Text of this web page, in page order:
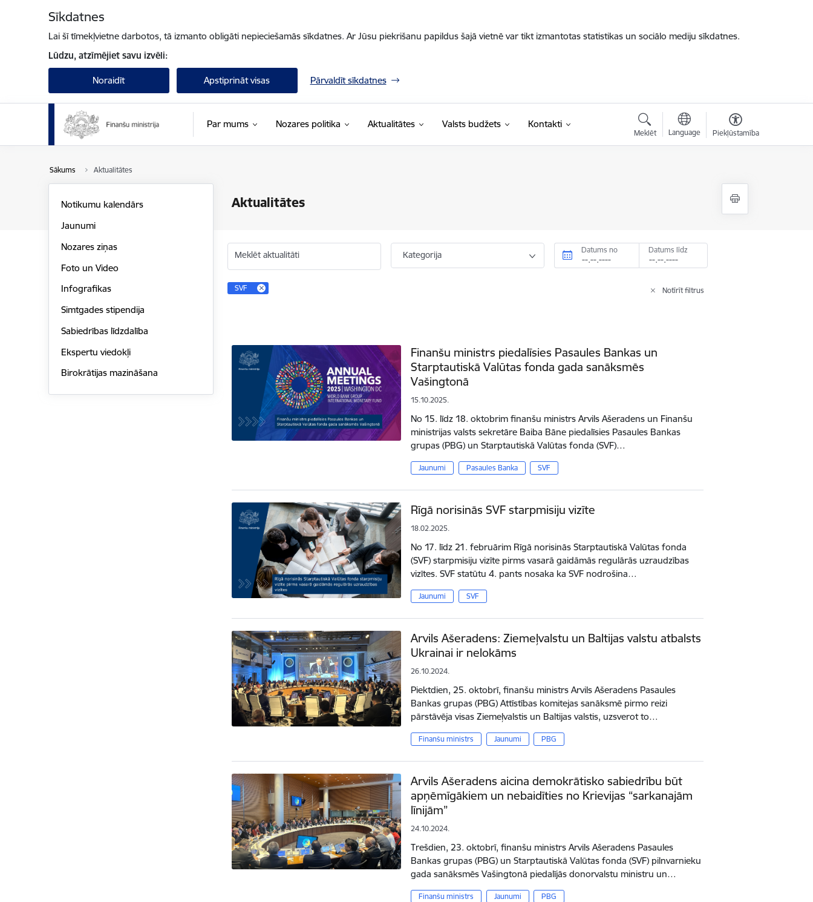
Sīkdatnes
Lai šī tīmekļvietne darbotos, tā izmanto obligāti nepieciešamās sīkdatnes. Ar Jūsu piekrišanu papildus šajā vietnē var tikt izmantotas statistikas un sociālo mediju sīkdatnes.
Lūdzu, atzīmējiet savu izvēli:
Noraidīt Apstiprināt visas Pārvaldīt sīkdatnes
Par mums Nozares politika Aktualitātes Valsts budžets Kontakti
Meklēt Language Piekļūstamība
Sākums Aktualitātes
Aktualitātes
Notikumu kalendārs
Jaunumi
Nozares ziņas
Foto un Video
Infografikas
Simtgades stipendija
Sabiedrības līdzdalība
Ekspertu viedokļi
Birokrātijas mazināšana
Meklēt aktualitāti Kategorija Datums no Datums līdz
SVF Notīrīt filtrus
Finanšu ministrs piedalīsies Pasaules Bankas un
Starptautiskā Valūtas fonda gada sanāksmēs
Vašingtonā
15.10.2025.
No 15. līdz 18. oktobrim finanšu ministrs Arvils Ašeradens un Finanšu
ministrijas valsts sekretāre Baiba Bāne piedalīsies Pasaules Bankas
grupas (PBG) un Starptautiskā Valūtas fonda (SVF)…
Jaunumi Pasaules Banka SVF
Rīgā norisinās SVF starpmisiju vizīte
18.02.2025.
No 17. līdz 21. februārim Rīgā norisinās Starptautiskā Valūtas fonda
(SVF) starpmisiju vizīte pirms vasarā gaidāmās regulārās uzraudzības
vizītes. SVF statūtu 4. pants nosaka ka SVF nodrošina…
Jaunumi SVF
Arvils Ašeradens: Ziemeļvalstu un Baltijas valstu atbalsts
Ukrainai ir nelokāms
26.10.2024.
Piektdien, 25. oktobrī, finanšu ministrs Arvils Ašeradens Pasaules
Bankas grupas (PBG) Attīstības komitejas sanāksmē pirmo reizi
pārstāvēja visas Ziemeļvalstis un Baltijas valstis, uzsverot to…
Finanšu ministrs Jaunumi PBG
Arvils Ašeradens aicina demokrātisko sabiedrību būt
apņēmīgākiem un nebaidīties no Krievijas “sarkanajām
līnijām”
24.10.2024.
Trešdien, 23. oktobrī, finanšu ministrs Arvils Ašeradens Pasaules
Bankas grupas (PBG) un Starptautiskā Valūtas fonda (SVF) pilnvarnieku
gada sanāksmēs Vašingtonā piedalījās donorvalstu ministru un…
Finanšu ministrs Jaunumi PBG